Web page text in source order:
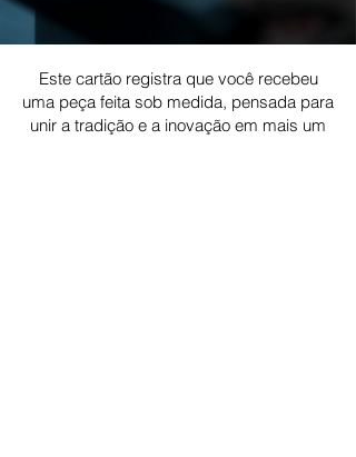
Este cartão registra que você recebeu
uma peça feita sob medida, pensada para
unir a tradição e a inovação em mais um